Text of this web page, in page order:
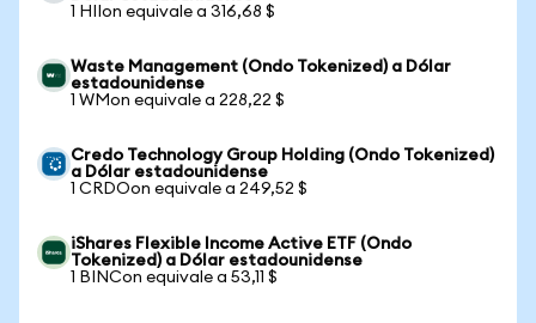
1 HIIon equivale a 316,68 $
Waste Management (Ondo Tokenized) a Dólar
estadounidense
1 WMon equivale a 228,22 $
Credo Technology Group Holding (Ondo Tokenized)
a Dólar estadounidense
1 CRDOon equivale a 249,52 $
iShares Flexible Income Active ETF (Ondo
Tokenized) a Dólar estadounidense
1 BINCon equivale a 53,11 $